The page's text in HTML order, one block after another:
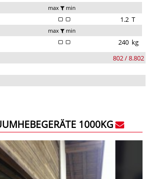
max min
1.2 T
max min
240 kg
802 / 8.802
1000KG